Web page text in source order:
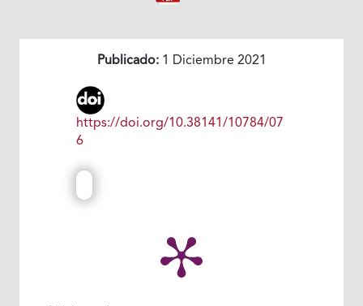
Publicado:1 Diciembre 2021
https://doi.org/10.38141/10784/07
6